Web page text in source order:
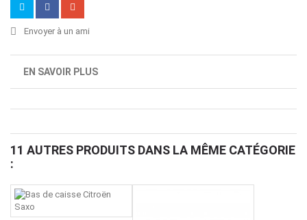
Envoyer à un ami
EN SAVOIR PLUS
11 AUTRES PRODUITS DANS LA MÊME CATÉGORIE
: